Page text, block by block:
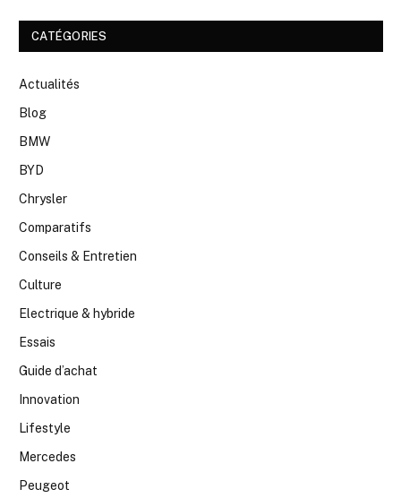
CATÉGORIES
Actualités
Blog
BMW
BYD
Chrysler
Comparatifs
Conseils & Entretien
Culture
Electrique & hybride
Essais
Guide d’achat
Innovation
Lifestyle
Mercedes
Peugeot